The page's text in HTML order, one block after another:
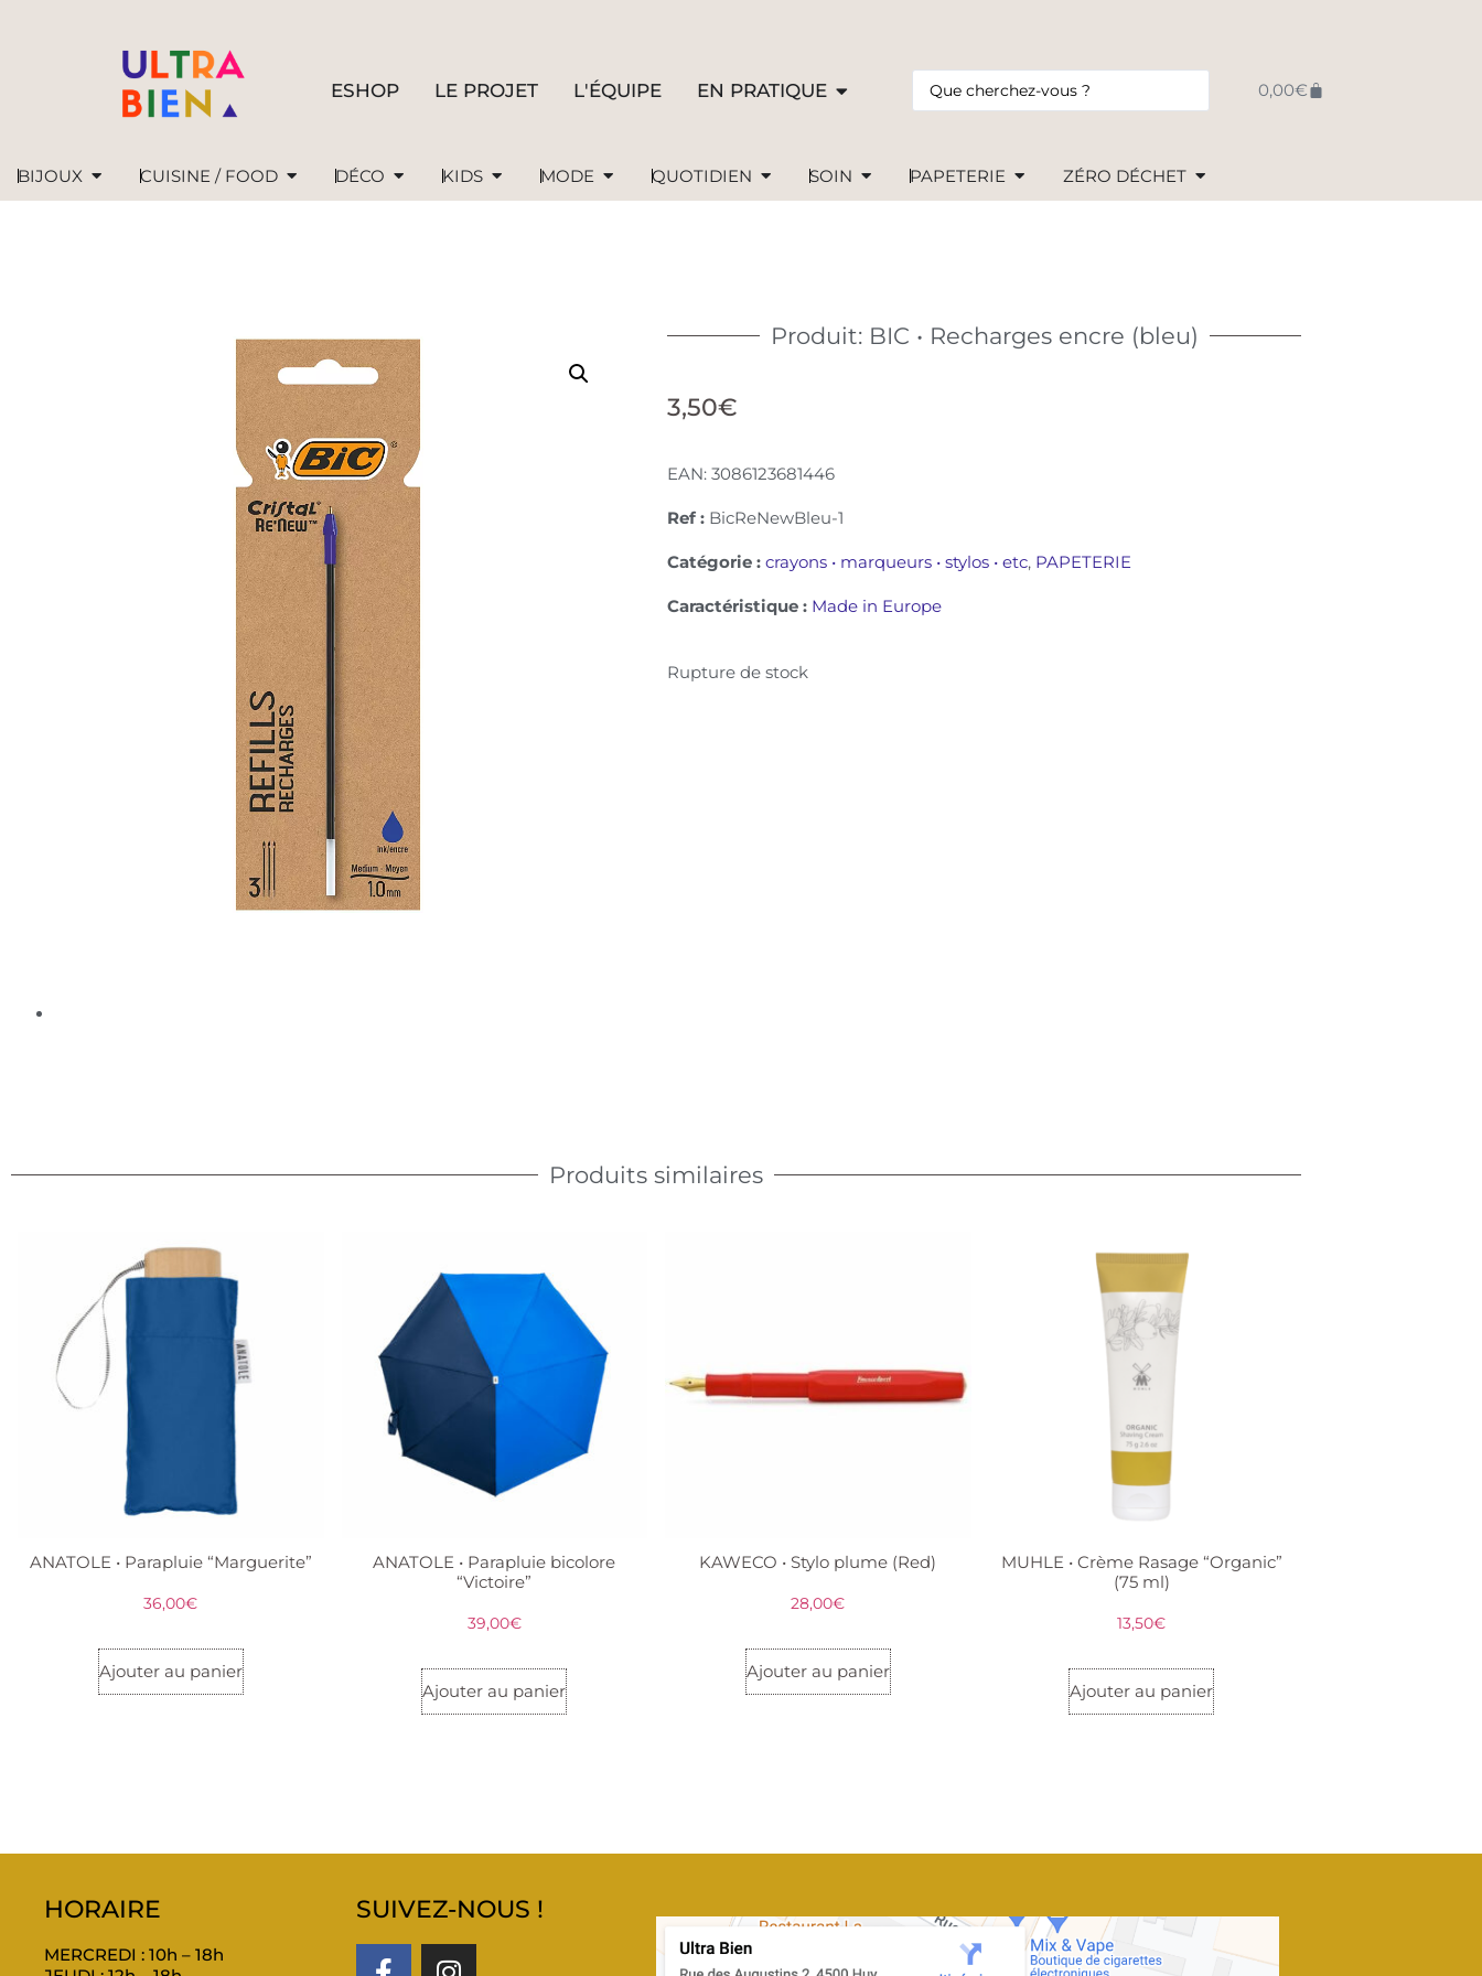
ESHOP LE PROJET L'ÉQUIPE EN PRATIQUE 0,00€
BIJOUX CUISINE / FOOD DÉCO KIDS MODE QUOTIDIEN SOIN PAPETERIE ZÉRO DÉCHET
Produit: BIC • Recharges encre (bleu)
3,50€
EAN: 3086123681446
Ref : BicReNewBleu-1
Catégorie : crayons • marqueurs • stylos • etc, PAPETERIE
Caractéristique : Made in Europe
Rupture de stock
Produits similaires
ANATOLE • Parapluie “Marguerite”
36,00€
Ajouter au panier
ANATOLE • Parapluie bicolore
“Victoire”
39,00€
Ajouter au panier
KAWECO • Stylo plume (Red)
28,00€
Ajouter au panier
MUHLE • Crème Rasage “Organic”
(75 ml)
13,50€
Ajouter au panier
HORAIRE
MERCREDI : 10h – 18h
SUIVEZ-NOUS !